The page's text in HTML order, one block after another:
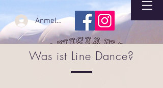
Anmelden
Was ist Line Dance?